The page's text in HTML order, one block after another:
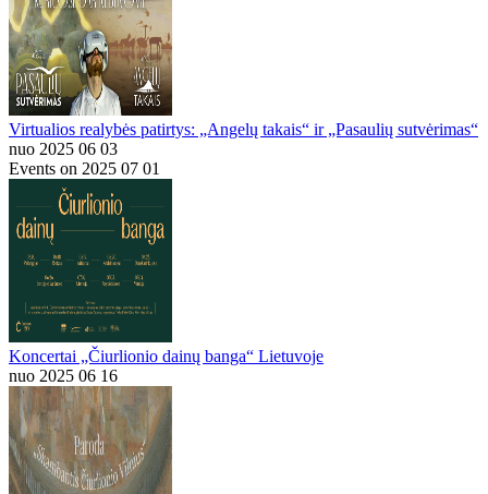
Virtualios realybės patirtys: „Angelų takais“ ir „Pasaulių sutvėrimas“
nuo 2025 06 03
Events on 2025 07 01
Koncertai „Čiurlionio dainų banga“ Lietuvoje
nuo 2025 06 16